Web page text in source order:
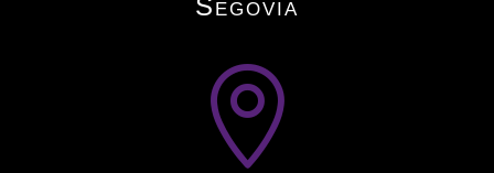
Segovia
